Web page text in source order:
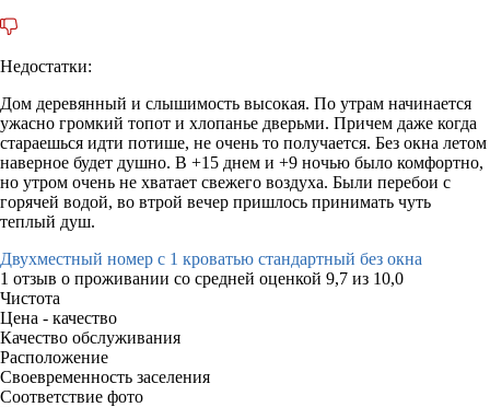
Недостатки:
Дом деревянный и слышимость высокая. По утрам начинается
ужасно громкий топот и хлопанье дверьми. Причем даже когда
стараешься идти потише, не очень то получается. Без окна летом
наверное будет душно. В +15 днем и +9 ночью было комфортно,
но утром очень не хватает свежего воздуха. Были перебои с
горячей водой, во втрой вечер пришлось принимать чуть
теплый душ.
Двухместный номер с 1 кроватью стандартный без окна
1 отзыв о проживании со средней оценкой 9,7 из 10,0
Чистота
Цена - качество
Качество обслуживания
Расположение
Своевременность заселения
Соответствие фото